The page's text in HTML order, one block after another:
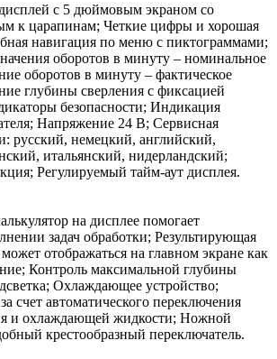
с 5 дюймовым экраном со
к царапинам; Четкие цифры и хорошая
навигация по меню с пиктограммами;
оборотов в минуту – номинальное
оборотов в минуту – фактическое
глубины сверления с фиксацией
безопасности; Индикация
Напряжение 24 В; Сервисная
русский, немецкий, английский,
итальянский, нидерландский;
Регулируемый тайм-аут дисплея.
на дисплее помогает
задач обработки; Результирующая
отображаться на главном экране как
Контроль максимальной глубины
Охлаждающее устройство;
счет автоматического переключения
и охлаждающей жидкости; Ножной
крестообразный переключатель.